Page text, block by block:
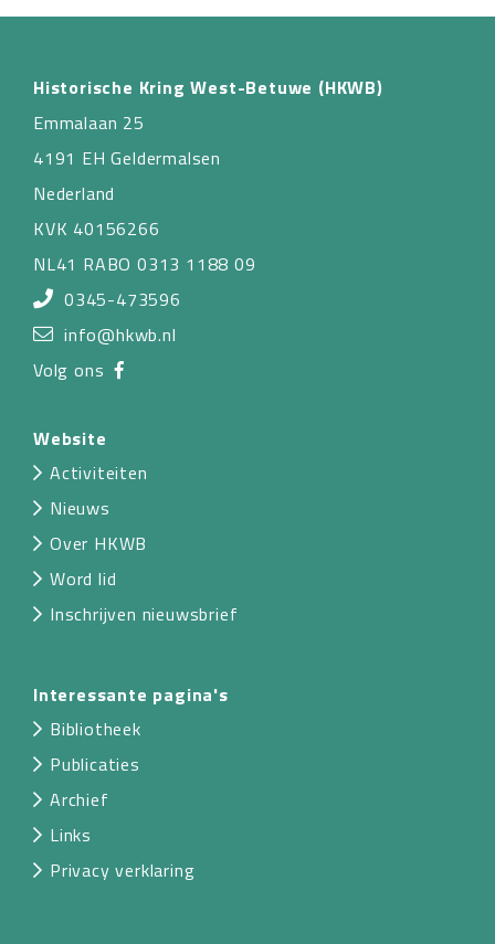
Historische Kring West-Betuwe (HKWB)
Emmalaan 25
4191 EH Geldermalsen
Nederland
KVK 40156266
NL41 RABO 0313 1188 09
0345-473596
info@hkwb.nl
Volg ons
Website
Activiteiten
Nieuws
Over HKWB
Word lid
Inschrijven nieuwsbrief
Interessante pagina's
Bibliotheek
Publicaties
Archief
Links
Privacy verklaring